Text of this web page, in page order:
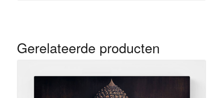
Gerelateerde producten